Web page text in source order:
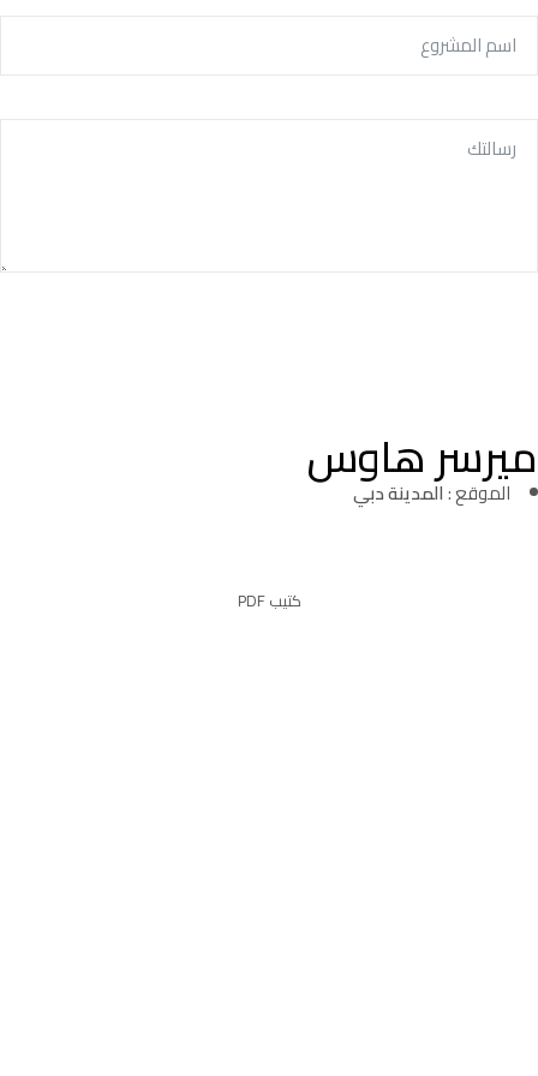
ميرسر هاوس
الموقع :المدينة دبي
كتيب PDF